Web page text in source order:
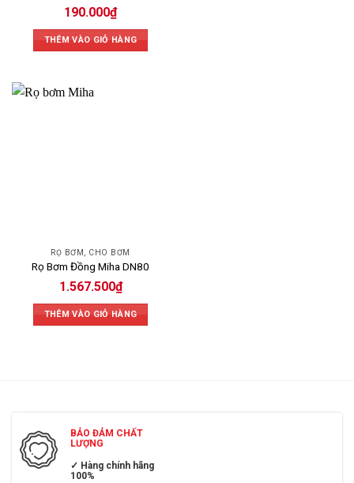
190.000₫
THÊM VÀO GIỎ HÀNG
RỌ BƠM, CHÕ BƠM
Rọ Bơm Đồng Miha DN80
1.567.500₫
THÊM VÀO GIỎ HÀNG
BẢO ĐẢM CHẤT
LƯỢNG
✓ Hàng chính hãng
100%